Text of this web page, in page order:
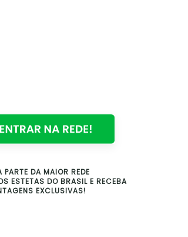
PARTE DA MAIOR REDE
ESTETAS DO BRASIL E RECEBA
EXCLUSIVAS!